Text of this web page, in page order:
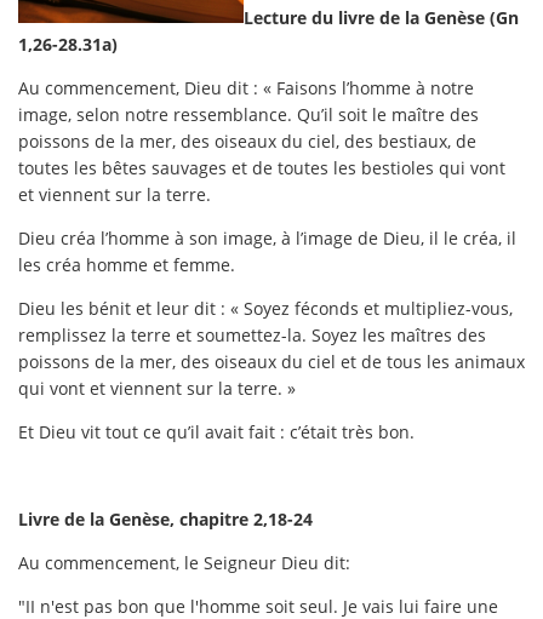
Lecture du livre de la Genèse (Gn
1,26-28.31a)
Au commencement, Dieu dit : « Faisons l’homme à notre
image, selon notre ressemblance. Qu’il soit le maître des
poissons de la mer, des oiseaux du ciel, des bestiaux, de
toutes les bêtes sauvages et de toutes les bestioles qui vont
et viennent sur la terre.
Dieu créa l’homme à son image, à l’image de Dieu, il le créa, il
les créa homme et femme.
Dieu les bénit et leur dit : « Soyez féconds et multipliez-vous,
remplissez la terre et soumettez-la. Soyez les maîtres des
poissons de la mer, des oiseaux du ciel et de tous les animaux
qui vont et viennent sur la terre. »
Et Dieu vit tout ce qu’il avait fait : c’était très bon.
Livre de la Genèse, chapitre 2,18-24
Au commencement, le Seigneur Dieu dit:
"II n'est pas bon que l'homme soit seul. Je vais lui faire une